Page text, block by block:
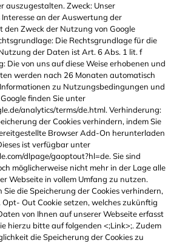
auszugestalten. Zweck: Unser
Interesse an der Auswertung der
den Zweck der Nutzung von Google
Die Rechtsgrundlage für die
der Daten ist Art. 6 Abs. 1 lit. f
Die von uns auf diese Weise erhobenen und
werden nach 26 Monaten automatisch
zu Nutzungsbedingungen und
finden Sie unter
analytics/terms/de.html. Verhinderung:
der Cookies verhindern, indem Sie
Browser Add-On herunterladen
ist verfügbar unter
dlpage/gaoptout?hl=de. Sie sind
möglicherweise nicht mehr in der Lage alle
Webseite in vollem Umfang zu nutzen.
die Speicherung der Cookies verhindern,
Opt- Out Cookie setzen, welches zukünftig
von Ihnen auf unserer Webseite erfasst
hierzu bitte auf folgenden <;Link>;. Zudem
die Speicherung der Cookies zu